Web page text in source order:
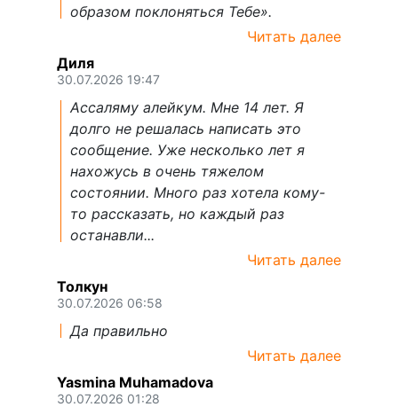
образом поклоняться Тебе».
Читать далее
Диля
30.07.2026 19:47
Ассаляму алейкум. Мне 14 лет. Я
долго не решалась написать это
сообщение. Уже несколько лет я
нахожусь в очень тяжелом
состоянии. Много раз хотела кому-
то рассказать, но каждый раз
останавли...
Читать далее
Толкун
30.07.2026 06:58
Да правильно
Читать далее
Yasmina Muhamadova
30.07.2026 01:28